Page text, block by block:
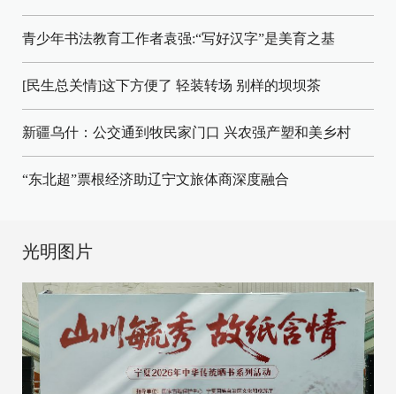
青少年书法教育工作者袁强:“写好汉字”是美育之基
[民生总关情]这下方便了 轻装转场 别样的坝坝茶
新疆乌什：公交通到牧民家门口 兴农强产塑和美乡村
“东北超”票根经济助辽宁文旅体商深度融合
光明图片